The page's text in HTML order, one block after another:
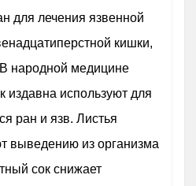
для лечения язвенной
кишки,
В народной медицине
издавна используют для
ран и язв. Листья
выведению из организма
сок снижает